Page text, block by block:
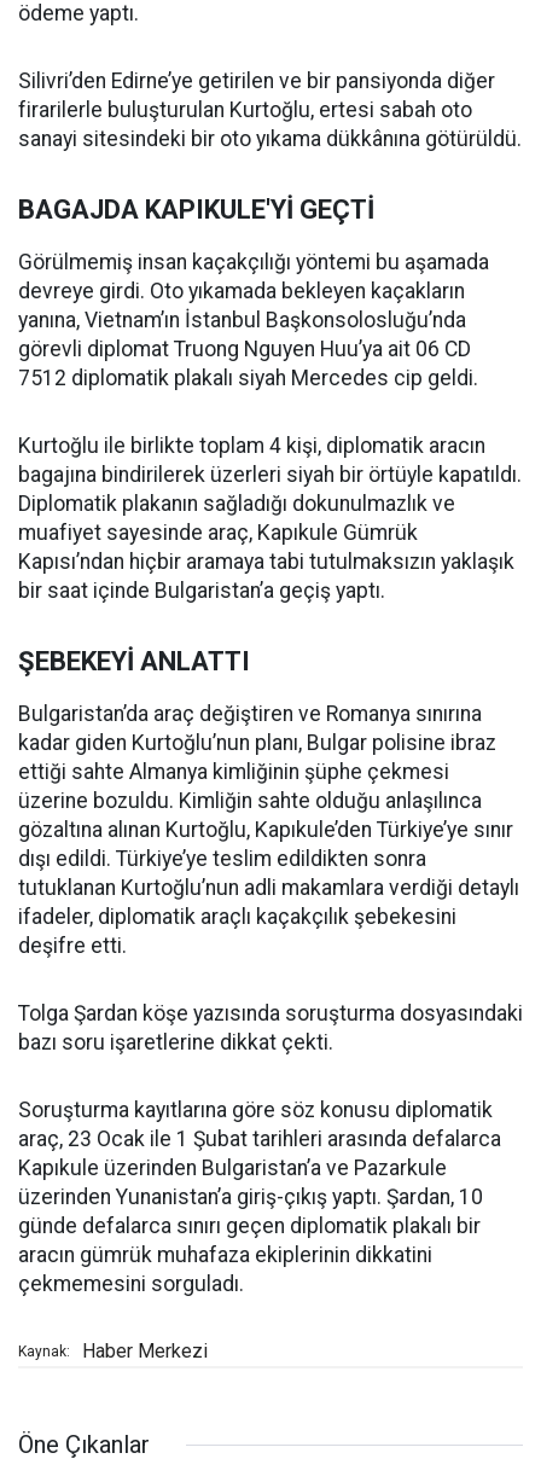
ödeme yaptı.
Silivri’den Edirne’ye getirilen ve bir pansiyonda diğer
firarilerle buluşturulan Kurtoğlu, ertesi sabah oto
sanayi sitesindeki bir oto yıkama dükkânına götürüldü.
BAGAJDA KAPIKULE'Yİ GEÇTİ
Görülmemiş insan kaçakçılığı yöntemi bu aşamada
devreye girdi. Oto yıkamada bekleyen kaçakların
yanına, Vietnam’ın İstanbul Başkonsolosluğu’nda
görevli diplomat Truong Nguyen Huu’ya ait 06 CD
7512 diplomatik plakalı siyah Mercedes cip geldi.
Kurtoğlu ile birlikte toplam 4 kişi, diplomatik aracın
bagajına bindirilerek üzerleri siyah bir örtüyle kapatıldı.
Diplomatik plakanın sağladığı dokunulmazlık ve
muafiyet sayesinde araç, Kapıkule Gümrük
Kapısı’ndan hiçbir aramaya tabi tutulmaksızın yaklaşık
bir saat içinde Bulgaristan’a geçiş yaptı.
ŞEBEKEYİ ANLATTI
Bulgaristan’da araç değiştiren ve Romanya sınırına
kadar giden Kurtoğlu’nun planı, Bulgar polisine ibraz
ettiği sahte Almanya kimliğinin şüphe çekmesi
üzerine bozuldu. Kimliğin sahte olduğu anlaşılınca
gözaltına alınan Kurtoğlu, Kapıkule’den Türkiye’ye sınır
dışı edildi. Türkiye’ye teslim edildikten sonra
tutuklanan Kurtoğlu’nun adli makamlara verdiği detaylı
ifadeler, diplomatik araçlı kaçakçılık şebekesini
deşifre etti.
Tolga Şardan köşe yazısında soruşturma dosyasındaki
bazı soru işaretlerine dikkat çekti.
Soruşturma kayıtlarına göre söz konusu diplomatik
araç, 23 Ocak ile 1 Şubat tarihleri arasında defalarca
Kapıkule üzerinden Bulgaristan’a ve Pazarkule
üzerinden Yunanistan’a giriş-çıkış yaptı. Şardan, 10
günde defalarca sınırı geçen diplomatik plakalı bir
aracın gümrük muhafaza ekiplerinin dikkatini
çekmemesini sorguladı.
Kaynak: Haber Merkezi
Öne Çıkanlar